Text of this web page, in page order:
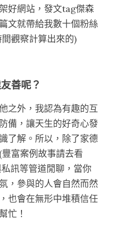
好網站，發文tag傑森
文就帶給我數十個粉絲
觀察計算出來的)
善呢？
之外，我認為有趣的互
備，讓天生的好奇心發
了解。所以，除了家德
富案例故事請去看
訊等管道閒聊，當你
，參與的人會自然而然
也會在無形中堆積信任
忙！